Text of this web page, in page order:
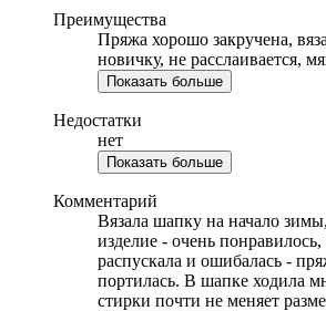
Преимущества
Пряжа хорошо закручена,
новичку, не расслаивается,
Показать больше
Недостатки
нет
Показать больше
Комментарий
Вязала шапку на начало
изделие - очень понравилось,
распускала и ошибалась -
портилась. В шапке ходила
стирки почти не меняет